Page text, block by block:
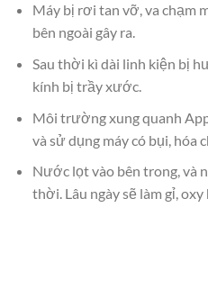
Máy bị rơi tan vỡ, va chạm
bên ngoài gây ra.
Sau thời kì dài linh kiện bị
kính bị trầy xước.
Môi trường xung quanh
và sử dụng máy có bụi, hóa
Nước lọt vào bên trong, và
thời. Lâu ngày sẽ làm gỉ, oxy